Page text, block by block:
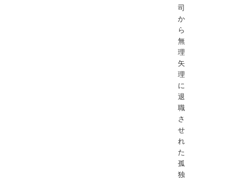
司
か
ら
無
理
矢
理
に
退
職
さ
せ
れ
た
孤
独